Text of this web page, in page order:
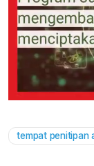
tempat penitipan